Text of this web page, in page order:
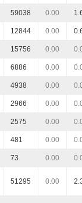
59038 0.00
12844 0.00
15756 0.00
6886 0.00
4938 0.00
2966 0.00
2575 0.00
481 0.00
73 0.00
51295 0.00